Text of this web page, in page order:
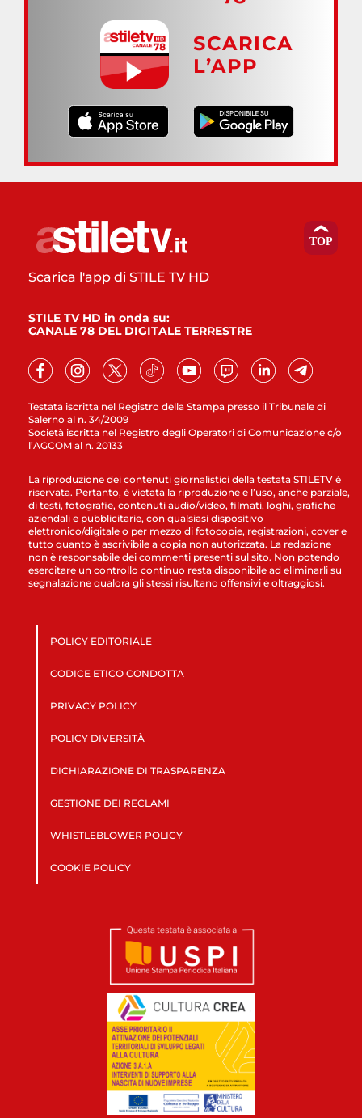
SCARICA
L’APP
Testata iscritta nel Registro della Stampa presso il Tribunale di
Salerno al n. 34/2009
Società iscritta nel Registro degli Operatori di Comunicazione c/o
l’AGCOM al n. 20133
Scarica l'app di STILE TV HD
STILE TV HD in onda su:
CANALE 78 DEL DIGITALE TERRESTRE
La riproduzione dei contenuti giornalistici della testata STILETV è
riservata. Pertanto, è vietata la riproduzione e l’uso, anche parziale,
di testi, fotografie, contenuti audio/video, filmati, loghi, grafiche
aziendali e pubblicitarie, con qualsiasi dispositivo
elettronico/digitale o per mezzo di fotocopie, registrazioni, cover e
tutto quanto è ascrivibile a copia non autorizzata. La redazione
non è responsabile dei commenti presenti sul sito. Non potendo
esercitare un controllo continuo resta disponibile ad eliminarli su
segnalazione qualora gli stessi risultano offensivi e oltraggiosi.
POLICY EDITORIALE
CODICE ETICO CONDOTTA
PRIVACY POLICY
POLICY DIVERSITÀ
DICHIARAZIONE DI TRASPARENZA
GESTIONE DEI RECLAMI
WHISTLEBLOWER POLICY
COOKIE POLICY